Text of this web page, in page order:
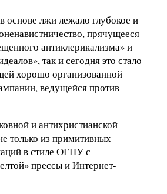
основе лжи лежало глубокое и
прячущееся
антиклерикализма» и
так и сегодня это стало
хорошо организованной
ведущейся против
и антихристианской
только из примитивных
в стиле ОГПУ с
прессы и Интернет-